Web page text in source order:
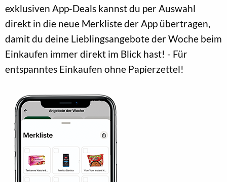
exklusiven App-Deals kannst du per Auswahl
direkt in die neue Merkliste der App übertragen,
damit du deine Lieblingsangebote der Woche beim
Einkaufen immer direkt im Blick hast! - Für
entspanntes Einkaufen ohne Papierzettel!